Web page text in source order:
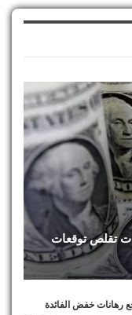
تقلص توقعات
رهانات خفض الفائدة